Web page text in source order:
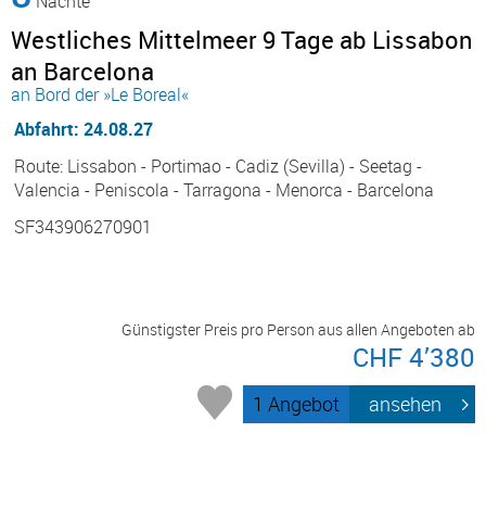
Westliches Mittelmeer 9 Tage ab Lissabon
an Barcelona
an Bord der »Le Boreal«
Abfahrt: 24.08.27
Route: Lissabon - Portimao - Cadiz (Sevilla) - Seetag -
Valencia - Peniscola - Tarragona - Menorca - Barcelona
SF343906270901
Günstigster Preis pro Person aus allen Angeboten ab
CHF 4’380
1 Angebot ansehen